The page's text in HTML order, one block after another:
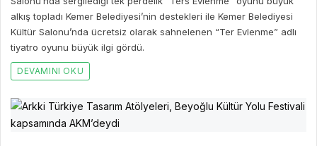
alkış topladı Kemer Belediyesi’nin destekleri ile Kemer Belediyesi
Kültür Salonu’nda ücretsiz olarak sahnelenen “Ter Evlenme” adlı
tiyatro oyunu büyük ilgi gördü.
DEVAMINI OKU